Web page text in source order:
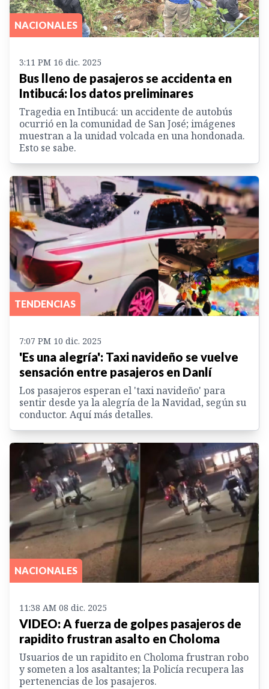
NACIONALES
3:11 PM 16 dic. 2025
Bus lleno de pasajeros se accidenta en
Intibucá: los datos preliminares
Tragedia en Intibucá: un accidente de autobús
ocurrió en la comunidad de San José; imágenes
muestran a la unidad volcada en una hondonada.
Esto se sabe.
TENDENCIAS
7:07 PM 10 dic. 2025
'Es una alegría': Taxi navideño se vuelve
sensación entre pasajeros en Danlí
Los pasajeros esperan el 'taxi navideño' para
sentir desde ya la alegría de la Navidad, según su
conductor. Aquí más detalles.
NACIONALES
11:38 AM 08 dic. 2025
VIDEO: A fuerza de golpes pasajeros de
rapidito frustran asalto en Choloma
Usuarios de un rapidito en Choloma frustran robo
y someten a los asaltantes; la Policía recupera las
pertenencias de los pasajeros.